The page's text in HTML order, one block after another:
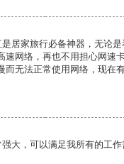
居家旅行必备神器，无论
速网络，再也不用担心网速
而无法正常使用网络，现在
大，可以满足我所有的工